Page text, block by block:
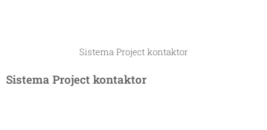
Sistema Project kontaktor
Sistema Project kontaktor